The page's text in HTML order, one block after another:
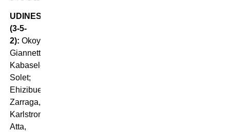
UDINESE
(3-5-
2): Okoye;
Giannetti,
Kabasele,
Solet;
Ehizibue,
Zarraga,
Karlstrom,
Atta,